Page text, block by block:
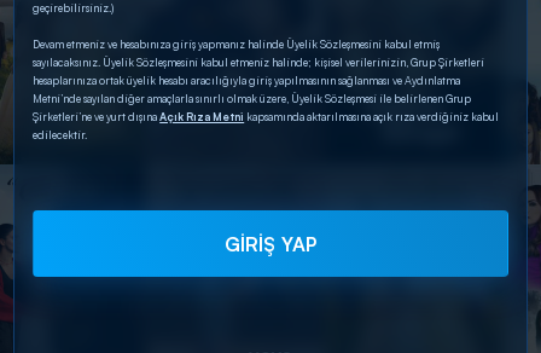
geçirebilirsiniz.)
Devam etmeniz ve hesabınıza giriş yapmanız halinde Üyelik Sözleşmesini kabul etmiş
sayılacaksınız. Üyelik Sözleşmesini kabul etmeniz halinde; kişisel verilerinizin, Grup Şirketleri
hesaplarınıza ortak üyelik hesabı aracılığıyla giriş yapılmasının sağlanması ve Aydınlatma
Metni’nde sayılan diğer amaçlarla sınırlı olmak üzere, Üyelik Sözleşmesi ile belirlenen Grup
Şirketleri’ne ve yurt dışınaAçık Rıza Metni kapsamında aktarılmasına açık rıza verdiğiniz kabul
edilecektir.
GİRİŞ YAP